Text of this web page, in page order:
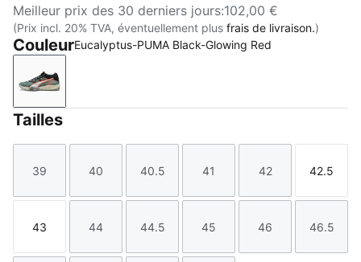
Meilleur prix des 30 derniers jours:102,00 €
(Prix incl. 20% TVA, éventuellement plus frais de livraison.)
CouleurEucalyptus-PUMA Black-Glowing Red
Eucalyptus-PUMA Black-Glowing Red
Tailles
Taille
39
Taille
40
Taille
40.5
Taille
41
Taille
42
Taille
42.5
Taille
43
Taille
44
Taille
44.5
Taille
45
Taille
46
Taille
46.5